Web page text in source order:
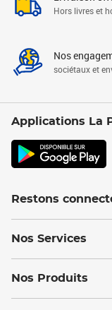
Hors livres et
Nos
sociétaux et
Applications La
Restons
Nos Services
Nos Produits